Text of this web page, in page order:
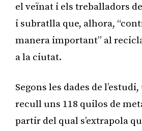
el veïnat i els treballadors
i subratlla que, alhora,
manera important” al
a la ciutat.
Segons les dades de
recull uns 118 quilos de
partir del qual s’extrapola